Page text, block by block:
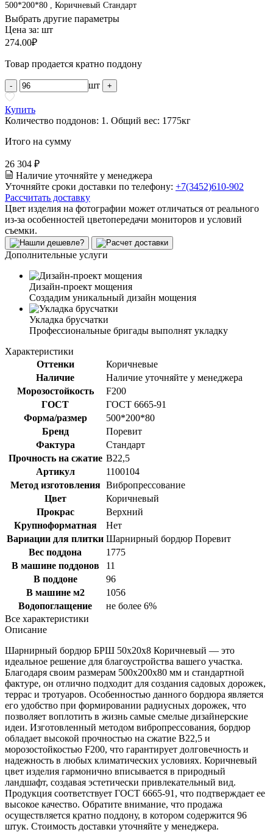
500*200*80 , Коричневый Стандарт
Выбрать другие параметры
Цена за: шт
274.00₽
Товар продается кратно поддону
- шт +
Купить
Количество поддонов: 1 . Общий вес: 1775кг
Итого на сумму
26 304 ₽
Наличие уточняйте у менеджера
Уточняйте сроки доставки по телефону: +7(3452)610-902
Рассчитать доставку
Цвет изделия на фотографии может отличаться от реального
из-за особенностей цветопередачи мониторов и условий
съемки.
Дополнительные услуги
Дизайн-проект мощения
Создадим уникальный дизайн мощения
Укладка брусчатки
Профессиональные бригады выполнят укладку
Характеристики
Оттенки
Коричневые
Наличие
Наличие уточняйте у менеджера
Морозостойкость
F200
ГОСТ
ГОСТ 6665-91
Форма/размер
500*200*80
Бренд
Поревит
Фактура
Стандарт
Прочность на сжатие В22,5
Артикул
1100104
Метод изготовления Вибропрессование
Цвет
Коричневый
Прокрас
Верхний
Крупноформатная
Нет
Вариации для плитки Шарнирный бордюр Поревит
Вес поддона
1775
В машине поддонов
11
В поддоне
96
В машине м2
1056
Водопоглащение
не более 6%
Все характеристики
Описание
Шарнирный бордюр БРШ 50х20х8 Коричневый — это
идеальное решение для благоустройства вашего участка.
Благодаря своим размерам 500x200x80 мм и стандартной
фактуре, он отлично подходит для создания садовых дорожек,
террас и тротуаров. Особенностью данного бордюра является
его удобство при формировании радиусных дорожек, что
позволяет воплотить в жизнь самые смелые дизайнерские
идеи. Изготовленный методом вибропрессования, бордюр
обладает высокой прочностью на сжатие В22,5 и
морозостойкостью F200, что гарантирует долговечность и
надежность в любых климатических условиях. Коричневый
цвет изделия гармонично вписывается в природный
ландшафт, создавая эстетически привлекательный вид.
Продукция соответствует ГОСТ 6665-91, что подтверждает ее
высокое качество. Обратите внимание, что продажа
осуществляется кратно поддону, в котором содержится 96
штук. Стоимость доставки уточняйте у менеджера.